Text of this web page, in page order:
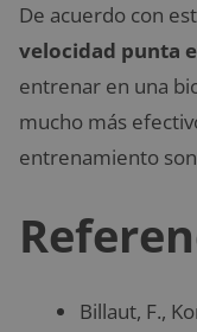
De acuerdo con
velocidad punta
entrenar en una
mucho más
entrenamiento
Billaut, F.,